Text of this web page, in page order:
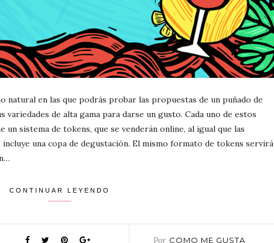
natural en las que podrás probar las propuestas de un puñado de
variedades de alta gama para darse un gusto. Cada uno de estos
sistema de tokens, que se venderán online, al igual que las
incluye una copa de degustación. El mismo formato de tokens servirá
CONTINUAR LEYENDO
Por COMO ME GUSTA